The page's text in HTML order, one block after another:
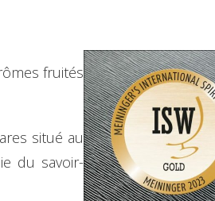
fruités
situé au
du savoir-